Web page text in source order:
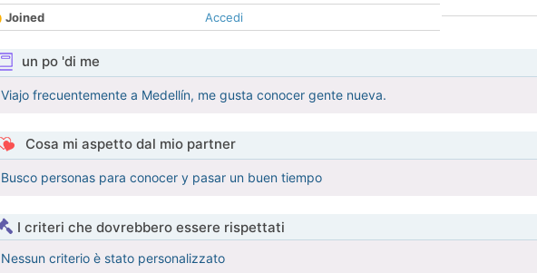
Joined
Accedi
un po 'di me
Viajo frecuentemente a Medellín, me gusta conocer gente nueva.
Cosa mi aspetto dal mio partner
Busco personas para conocer y pasar un buen tiempo
I criteri che dovrebbero essere rispettati
Nessun criterio è stato personalizzato